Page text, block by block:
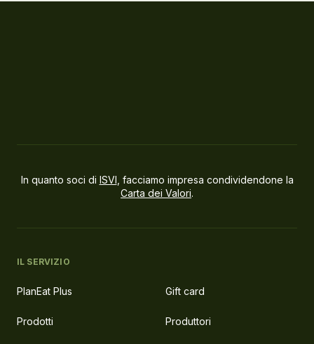
In quanto soci di ISVI , facciamo impresa condividendone la
Carta dei Valori.
IL SERVIZIO
PlanEat Plus Gift card
Prodotti Produttori